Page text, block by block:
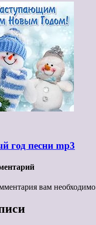
год песни mp3
вам необходимо